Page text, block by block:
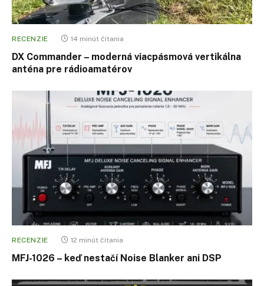
RECENZIE 14 minút čítania
DX Commander – moderná viacpásmová vertikálna
anténa pre rádioamatérov
RECENZIE 12 minút čítania
MFJ-1026 – keď nestačí Noise Blanker ani DSP